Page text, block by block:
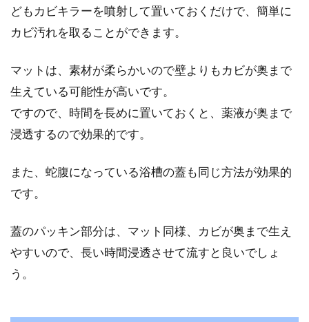
どもカビキラーを噴射して置いておくだけで、簡単に
カビ汚れを取ることができます。
マットは、素材が柔らかいので壁よりもカビが奥まで
生えている可能性が高いです。
ですので、時間を長めに置いておくと、薬液が奥まで
浸透するので効果的です。
また、蛇腹になっている浴槽の蓋も同じ方法が効果的
です。
蓋のパッキン部分は、マット同様、カビが奥まで生え
やすいので、長い時間浸透させて流すと良いでしょ
う。